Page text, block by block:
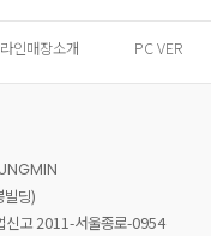
인매장소개 PC VER
딩)
신고 2011-서울종로-0954